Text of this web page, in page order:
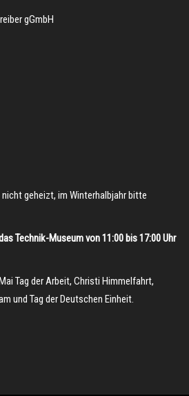
gGmbH
geheizt, im Winterhalbjahr bitte
Technik-Museum von 11:00 bis 17:00 Uhr
Tag der Arbeit, Christi Himmelfahrt,
und Tag der Deutschen Einheit.